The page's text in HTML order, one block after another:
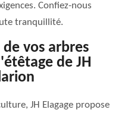
Confiez-nous
tranquillité.
de vos arbres
de JH
JH Elagage propose